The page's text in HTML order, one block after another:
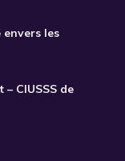
les
CIUSSS de